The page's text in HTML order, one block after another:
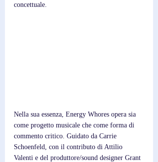
concettuale.
Nella sua essenza, Energy Whores opera sia
come progetto musicale che come forma di
commento critico. Guidato da Carrie
Schoenfeld, con il contributo di Attilio
Valenti e del produttore/sound designer Grant